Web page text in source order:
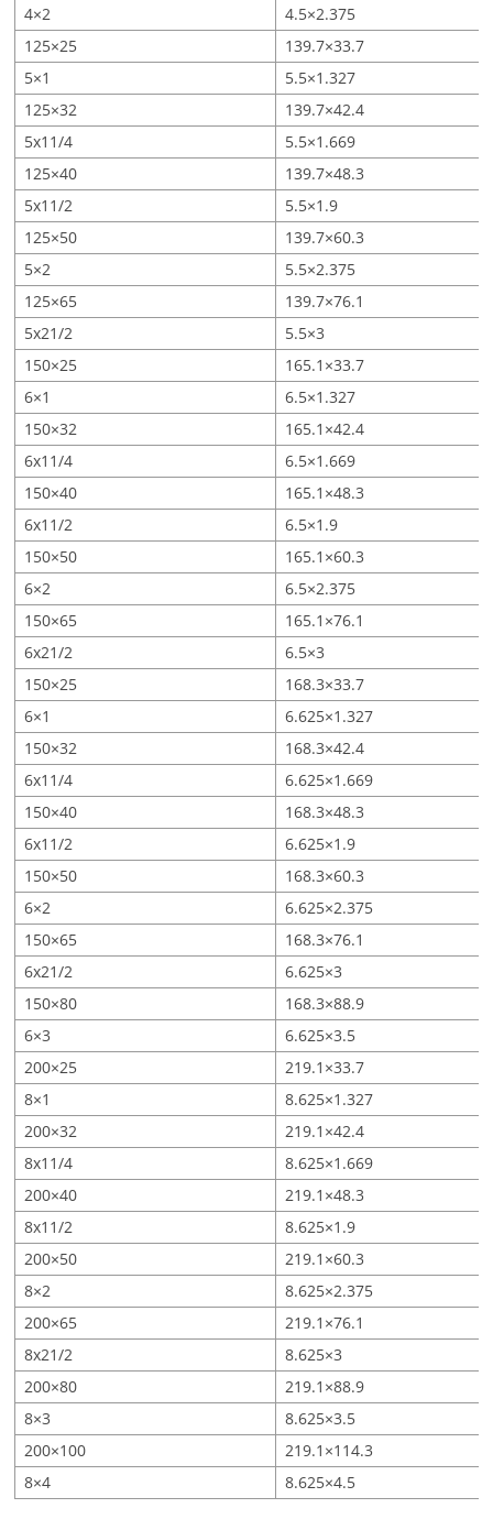
4×2
4.5×2.375
125×25
139.7×33.7
5×1
5.5×1.327
125×32
139.7×42.4
5x11/4
5.5×1.669
125×40
139.7×48.3
5x11/2
5.5×1.9
125×50
139.7×60.3
5×2
5.5×2.375
125×65
139.7×76.1
5x21/2
5.5×3
150×25
165.1×33.7
6×1
6.5×1.327
150×32
165.1×42.4
6x11/4
6.5×1.669
150×40
165.1×48.3
6x11/2
6.5×1.9
150×50
165.1×60.3
6×2
6.5×2.375
150×65
165.1×76.1
6x21/2
6.5×3
150×25
168.3×33.7
6×1
6.625×1.327
150×32
168.3×42.4
6x11/4
6.625×1.669
150×40
168.3×48.3
6x11/2
6.625×1.9
150×50
168.3×60.3
6×2
6.625×2.375
150×65
168.3×76.1
6x21/2
6.625×3
150×80
168.3×88.9
6×3
6.625×3.5
200×25
219.1×33.7
8×1
8.625×1.327
200×32
219.1×42.4
8x11/4
8.625×1.669
200×40
219.1×48.3
8x11/2
8.625×1.9
200×50
219.1×60.3
8×2
8.625×2.375
200×65
219.1×76.1
8x21/2
8.625×3
200×80
219.1×88.9
8×3
8.625×3.5
200×100
219.1×114.3
8×4
8.625×4.5